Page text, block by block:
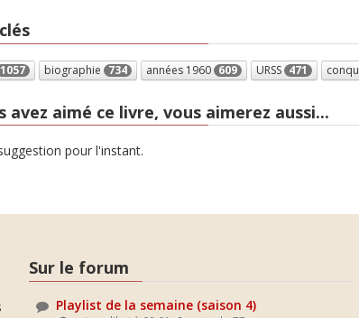
1057 biographie 734 années 1960 609 URSS 471
avez aimé ce livre, vous aimerez aussi...
pour l'instant.
Sur le forum
Playlist de la semaine (saison 4)